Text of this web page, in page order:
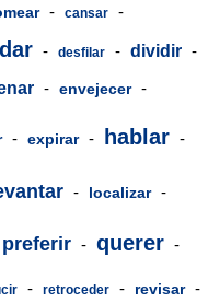
- cansar -
dar - desfilar - dividir -
- envejecer -
- expirar - hablar -
- localizar -
preferir - querer -
- retroceder - revisar -